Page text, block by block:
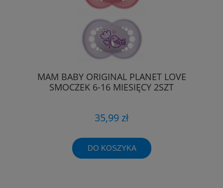
MAM BABY ORIGINAL PLANET LOVE
SMOCZEK 6-16 MIESIĘCY 2SZT
35,99 zł
DO KOSZYKA